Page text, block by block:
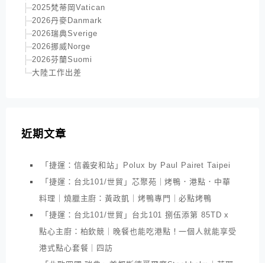
2025梵蒂岡Vatican
2026丹麥Danmark
2026瑞典Sverige
2026挪威Norge
2026芬蘭Suomi
大陸工作出差
近期文章
「捷運：信義安和站」Polux by Paul Pairet Taipei
「捷運：台北101/世貿」芯聚苑｜烤鴨．港點．中華
料理｜燒臘主廚：黃政凱｜烤鴨專門｜必點烤鴨
「捷運：台北101/世貿」台北101 捌伍添第 85TD x
點心主廚：柏欽競｜晚餐也能吃港點！一個人就能享受
港式點心套餐｜四訪